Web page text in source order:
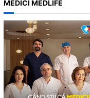
r
c
h
MEDICI MEDLIFE